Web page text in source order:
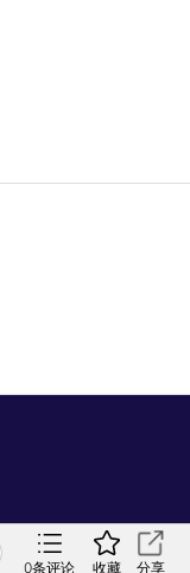
0条评论 收藏 分享